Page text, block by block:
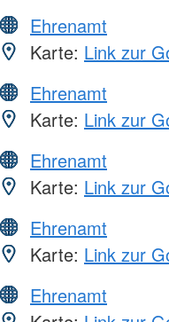
Ehrenamt
Karte: Link zur
Ehrenamt
Karte: Link zur
Ehrenamt
Karte: Link zur
Ehrenamt
Karte: Link zur
Ehrenamt